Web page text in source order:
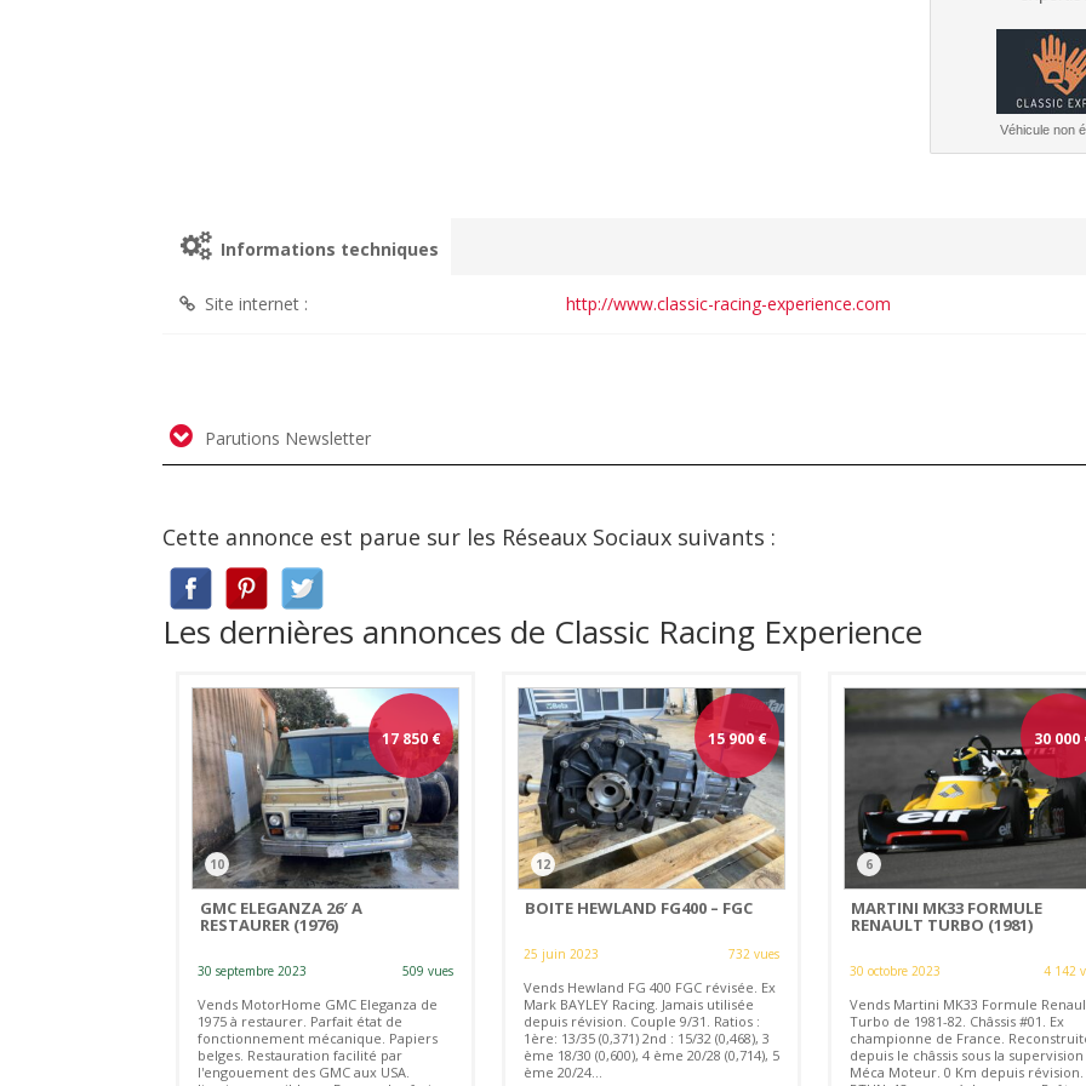
Véhicule non
Informations techniques
Site internet : http://www.classic-racing-experience.com
Parutions Newsletter
Cette annonce est parue sur les Réseaux Sociaux suivants :
Les dernières annonces de Classic Racing Experience
17 850€
10
GMC ELEGANZA 26′ A
RESTAURER (1976)
30 septembre 2023 509 vues
Vends MotorHome GMC Eleganza de
1975 à restaurer. Parfait état de
fonctionnement mécanique. Papiers
belges. Restauration facilité par
l'engouement des GMC aux USA.
15 900€
12
BOITE HEWLAND FG400 – FGC
25 juin 2023 732 vues
Vends Hewland FG 400 FGC révisée. Ex
Mark BAYLEY Racing. Jamais utilisée
depuis révision. Couple 9/31. Ratios :
1ère: 13/35 (0,371) 2nd : 15/32 (0,468), 3
ème 18/30 (0,600), 4 ème 20/28 (0,714), 5
ème 20/24...
30 000
6
MARTINI MK33 FORMULE
RENAULT TURBO (1981)
30 octobre 2023 4 142
Vends Martini MK33 Formule
Turbo de 1981-82. Châssis #01. Ex
championne de France.
depuis le châssis sous la
Méca Moteur. 0 Km depuis révision.